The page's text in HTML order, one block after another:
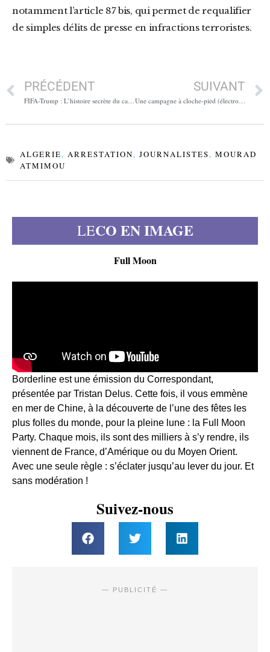
notamment l’article 87 bis, qui permet de requalifier
de simples délits de presse en infractions terroristes.
PRÉCÉDENT
FIFA-Trump : L’histoire secrète du carton rouge annulé
SUIVANT
Une campagne à cloche-pied (électronique)
ALGERIE, ARRESTATION, JOURNALISTES, MOURAD
ATMIMOU
LECO EN IMAGE
Full Moon
Borderline est une émission du Correspondant,
présentée par Tristan Delus. Cette fois, il vous emmène
en mer de Chine, à la découverte de l’une des fêtes les
plus folles du monde, pour la pleine lune : la Full Moon
Party. Chaque mois, ils sont des milliers à s’y rendre, ils
viennent de France, d’Amérique ou du Moyen Orient.
Avec une seule règle : s’éclater jusqu’au lever du jour. Et
sans modération !
Suivez-nous
— PUBLICITÉ —